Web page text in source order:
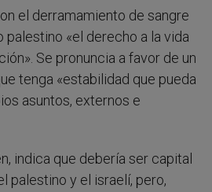
el derramamiento de sangre
palestino «el derecho a la vida
Se pronuncia a favor de un
tenga «estabilidad que pueda
asuntos, externos e
indica que debería ser capital
palestino y el israelí, pero,